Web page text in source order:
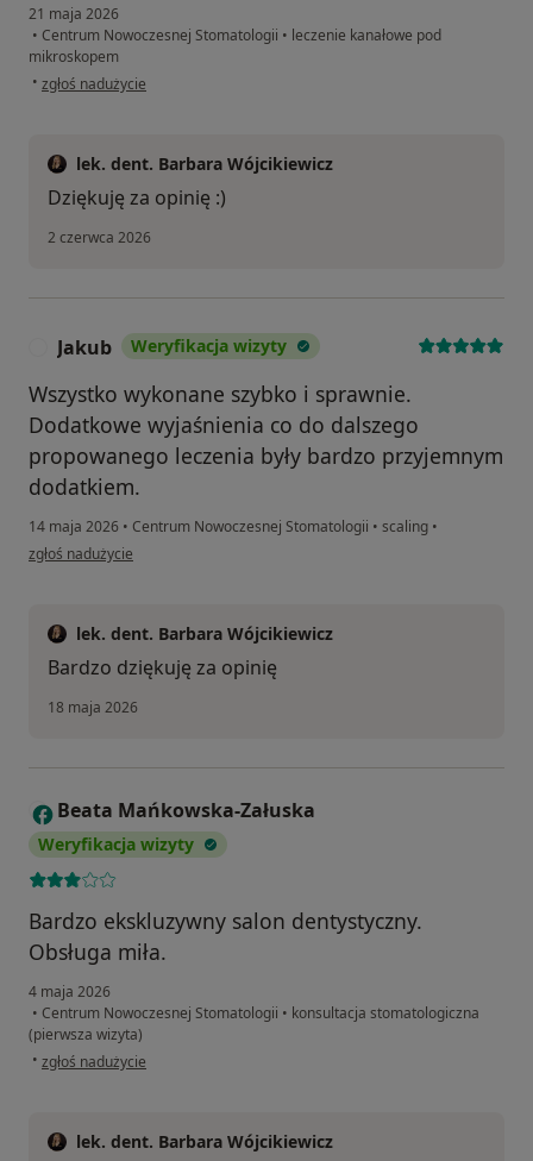
21 maja 2026
• Centrum Nowoczesnej Stomatologii • leczenie kanałowe pod
mikroskopem
• w opinii użytkownika Kinga
zgłoś nadużycie
lek. dent. Barbara Wójcikiewicz
Dziękuję za opinię :)
2 czerwca 2026
Jakub Weryfikacja wizyty
Wszystko wykonane szybko i sprawnie.
Dodatkowe wyjaśnienia co do dalszego
propowanego leczenia były bardzo przyjemnym
dodatkiem.
14 maja 2026 • Centrum Nowoczesnej Stomatologii • scaling •
w opinii użytkownika Jakub
zgłoś nadużycie
lek. dent. Barbara Wójcikiewicz
Bardzo dziękuję za opinię
18 maja 2026
B Beata Mańkowska-Załuska
Weryfikacja wizyty
Bardzo ekskluzywny salon dentystyczny.
Obsługa miła.
4 maja 2026
• Centrum Nowoczesnej Stomatologii • konsultacja stomatologiczna
(pierwsza wizyta)
• w opinii użytkownika Beata Mańkowska-Załuska
zgłoś nadużycie
lek. dent. Barbara Wójcikiewicz